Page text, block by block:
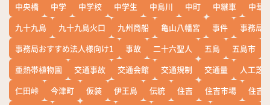
中央橋
中学 中学校 中学生 中島川 中町 中継車
中華
九十九島
九十九島火口 九州商船 亀山八幡宮 事件
事務局
事務局おすすめ法人様向け1
事故 二十六聖人 五島 五島市
亜熱帯植物園
交通事故 交通会館 交通規制 交通量
人工芝
仁田峠
今津町 仮装 伊王島 伝統 住吉 住吉市場
住吉